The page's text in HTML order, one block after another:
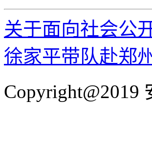
关于面向社会公
徐家平带队赴郑